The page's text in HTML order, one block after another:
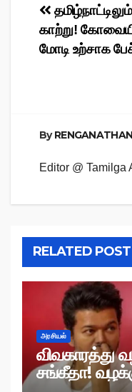
Post
காற்று!
மோடி உற்சாக
By
Editor @ Tamilga
RELATED POST
அரசியல்
விவகாரத்து
சங்கீதா!